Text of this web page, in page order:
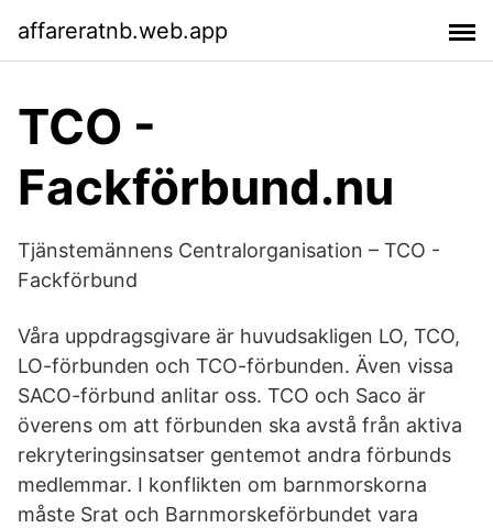
affareratnb.web.app
TCO -
Fackförbund.nu
Tjänstemännens Centralorganisation – TCO -
Fackförbund
Våra uppdragsgivare är huvudsakligen LO, TCO,
LO-förbunden och TCO-förbunden. Även vissa
SACO-förbund anlitar oss. TCO och Saco är
överens om att förbunden ska avstå från aktiva
rekryteringsinsatser gentemot andra förbunds
medlemmar. I konflikten om barnmorskorna
måste Srat och Barnmorskeförbundet vara